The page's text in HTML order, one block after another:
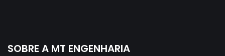
SOBRE A MT ENGENHARIA